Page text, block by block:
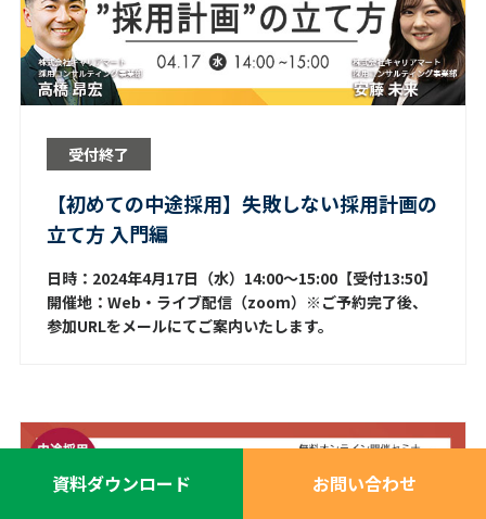
受付終了
【初めての中途採用】失敗しない採用計画の
立て方 入門編
日時：2024年4月17日（水）14:00～15:00【受付13:50】
開催地：Web・ライブ配信（zoom）※ご予約完了後、
参加URLをメールにてご案内いたします。
資料ダウンロード お問い合わせ